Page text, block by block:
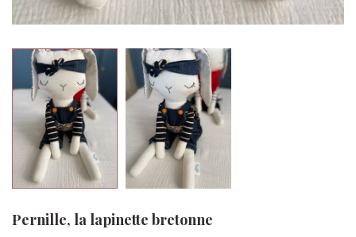
Pernille, la lapinette bretonne